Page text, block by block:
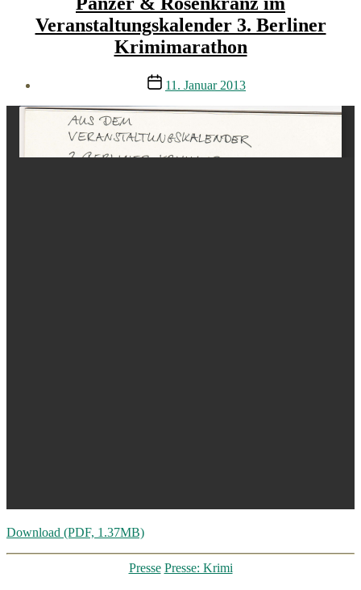
Veranstaltungskalender 3. Berliner
Krimimarathon
Veröffentlichungsdatum
11. Januar 2013
Download (PDF, 1.37MB)
Kategorien
Presse Presse: Krimi